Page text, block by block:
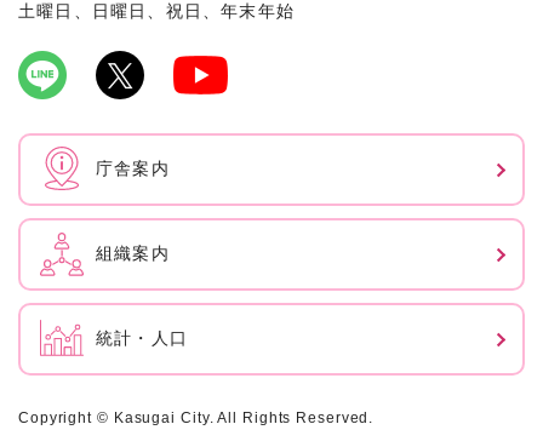
土曜日、日曜日、祝日、年末年始
庁舎案内
組織案内
統計・人口
Copyright © Kasugai City. All Rights Reserved.